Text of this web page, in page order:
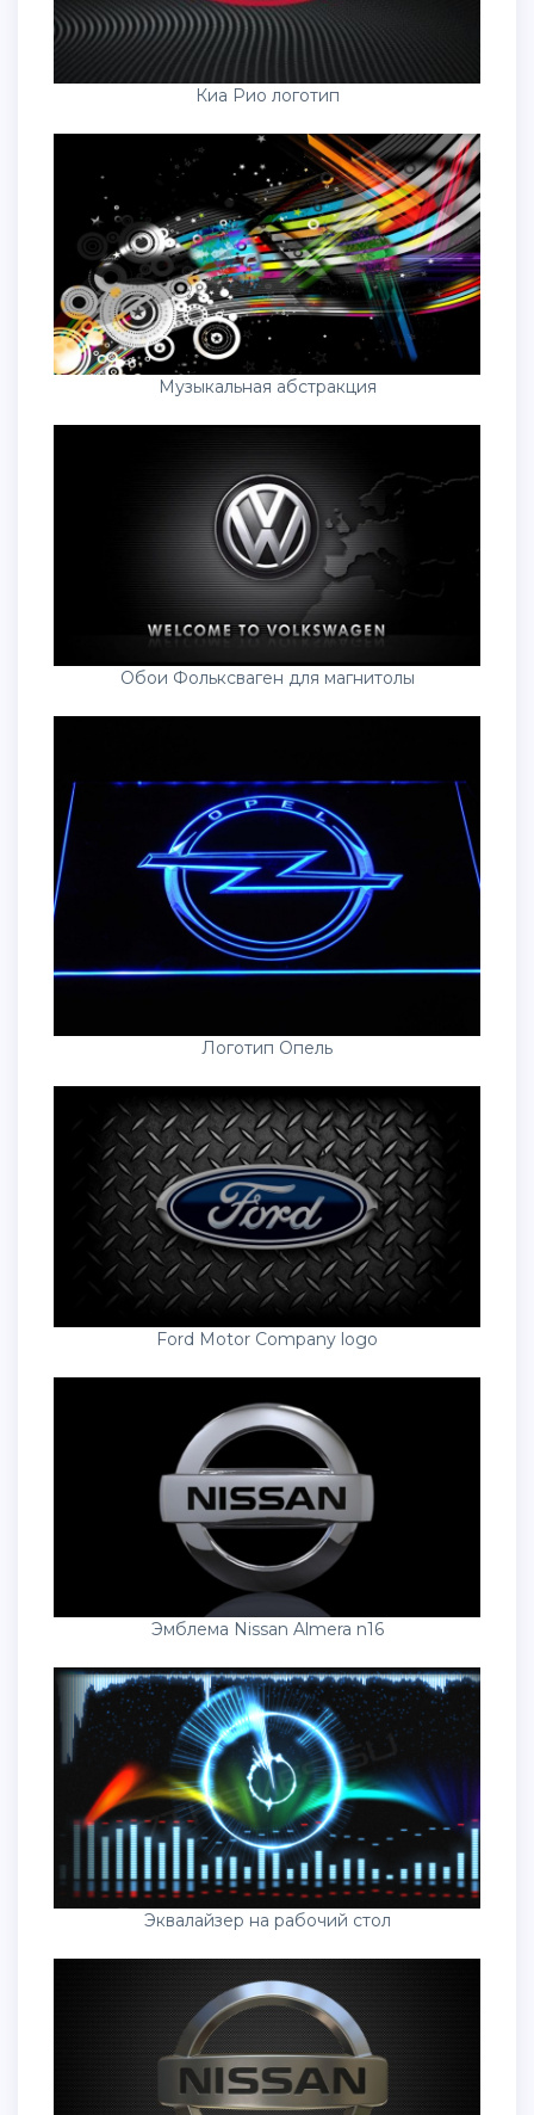
Киа Рио логотип
Музыкальная абстракция
Обои Фольксваген для магнитолы
Логотип Опель
Ford Motor Company logo
Эмблема Nissan Almera n16
Эквалайзер на рабочий стол